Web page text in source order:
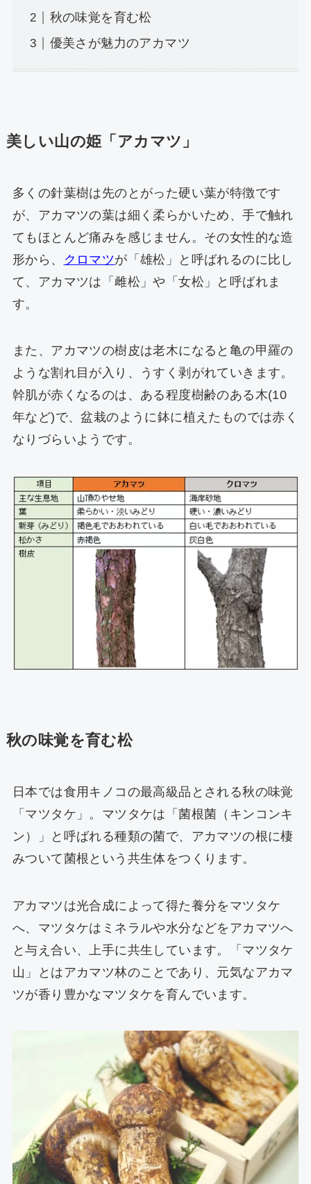
秋の味覚を育む松
優美さが魅力のアカマツ
美しい山の姫「アカマツ」
多くの針葉樹は先のとがった硬い葉が特徴です
が、アカマツの葉は細く柔らかいため、手で触れ
てもほとんど痛みを感じません。その女性的な造
形から、
クロマツが「雄松」と呼ばれるのに比し
て、アカマツは「雌松」や「女松」と呼ばれま
す。
また、アカマツの樹皮は老木になると亀の甲羅の
ような割れ目が入り、うすく剥がれていきます。
幹肌が赤くなるのは、ある程度樹齢のある木(10
年など)で、盆栽のように鉢に植えたものでは赤く
なりづらいようです。
秋の味覚を育む松
日本では食用キノコの最高級品とされる秋の味覚
「マツタケ」。マツタケは「菌根菌（キンコンキ
ン）」と呼ばれる種類の菌で、アカマツの根に棲
みついて菌根という共生体をつくります。
アカマツは光合成によって得た養分をマツタケ
へ、マツタケはミネラルや水分などをアカマツへ
と与え合い、上手に共生しています。「マツタケ
山」とはアカマツ林のことであり、元気なアカマ
ツが香り豊かなマツタケを育んでいます。